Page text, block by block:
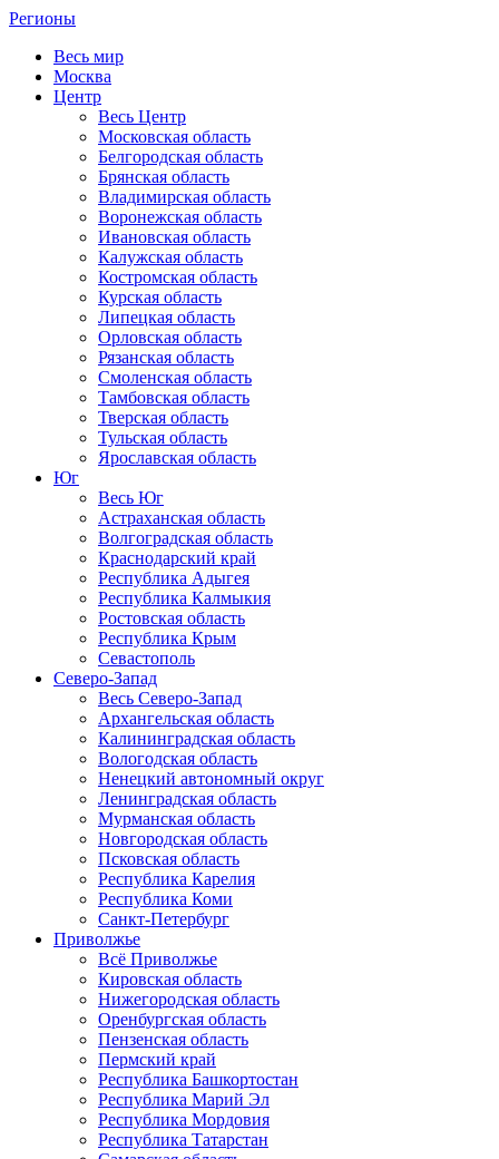
Регионы
Весь мир
Москва
Центр
Весь Центр
Московская область
Белгородская область
Брянская область
Владимирская область
Воронежская область
Ивановская область
Калужская область
Костромская область
Курская область
Липецкая область
Орловская область
Рязанская область
Смоленская область
Тамбовская область
Тверская область
Тульская область
Ярославская область
Юг
Весь Юг
Астраханская область
Волгоградская область
Краснодарский край
Республика Адыгея
Республика Калмыкия
Ростовская область
Республика Крым
Севастополь
Северо-Запад
Весь Северо-Запад
Архангельская область
Калининградская область
Вологодская область
Ненецкий автономный округ
Ленинградская область
Мурманская область
Новгородская область
Псковская область
Республика Карелия
Республика Коми
Санкт-Петербург
Приволжье
Всё Приволжье
Кировская область
Нижегородская область
Оренбургская область
Пензенская область
Пермский край
Республика Башкортостан
Республика Марий Эл
Республика Мордовия
Республика Татарстан